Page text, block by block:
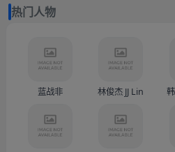
热门人物
蓝战非 林俊杰 JJ Lin